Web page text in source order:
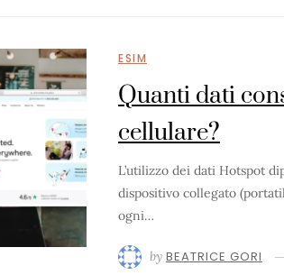
ESIM
Quanti dati
cellulare?
L’utilizzo dei dati Hotspot
dispositivo collegato
ogni…
by BEATRICE GORI